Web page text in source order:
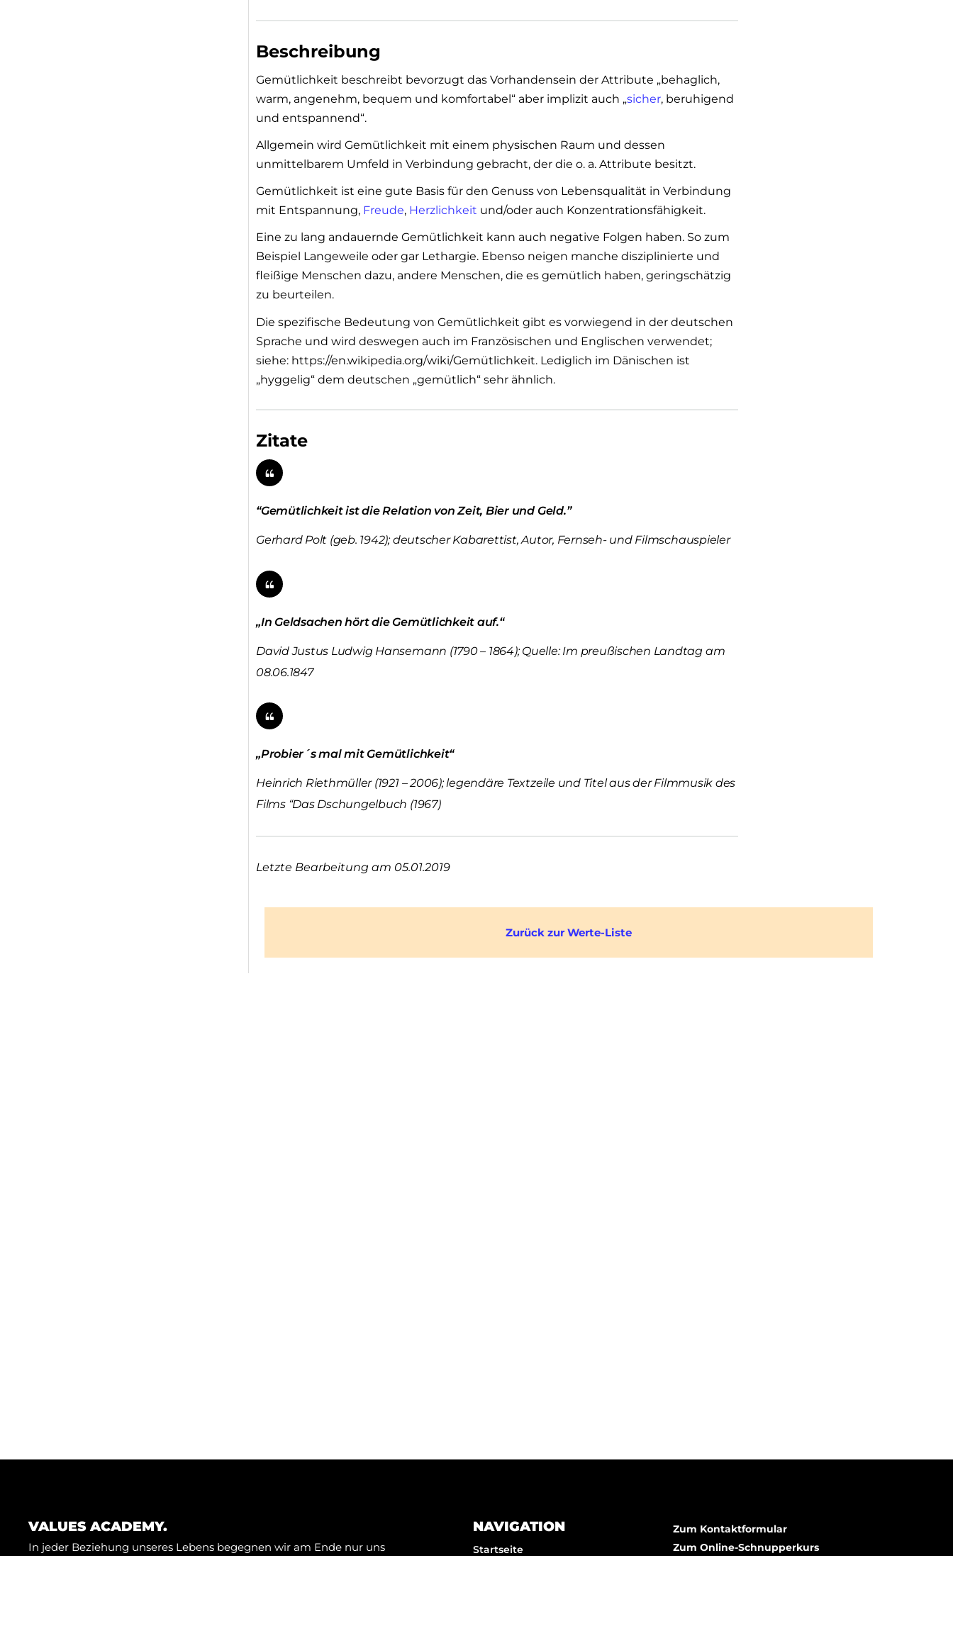
Beschreibung
Gemütlichkeit beschreibt bevorzugt das Vorhandensein der Attribute „behaglich,
warm, angenehm, bequem und komfortabel“ aber implizit auch „sicher, beruhigend
und entspannend“.
Allgemein wird Gemütlichkeit mit einem physischen Raum und dessen
unmittelbarem Umfeld in Verbindung gebracht, der die o. a. Attribute besitzt.
Gemütlichkeit ist eine gute Basis für den Genuss von Lebensqualität in Verbindung
mit Entspannung, Freude, Herzlichkeit und/oder auch Konzentrationsfähigkeit.
Eine zu lang andauernde Gemütlichkeit kann auch negative Folgen haben. So zum
Beispiel Langeweile oder gar Lethargie. Ebenso neigen manche disziplinierte und
fleißige Menschen dazu, andere Menschen, die es gemütlich haben, geringschätzig
zu beurteilen.
Die spezifische Bedeutung von Gemütlichkeit gibt es vorwiegend in der deutschen
Sprache und wird deswegen auch im Französischen und Englischen verwendet;
siehe: https://en.wikipedia.org/wiki/Gemütlichkeit. Lediglich im Dänischen ist
„hyggelig“ dem deutschen „gemütlich“ sehr ähnlich.
Zitate
“Gemütlichkeit ist die Relation von Zeit, Bier und Geld.”
Gerhard Polt (geb. 1942); deutscher Kabarettist, Autor, Fernseh- und Filmschauspieler
„In Geldsachen hört die Gemütlichkeit auf.“
David Justus Ludwig Hansemann (1790 – 1864); Quelle: Im preußischen Landtag am
08.06.1847
„Probier´s mal mit Gemütlichkeit“
Heinrich Riethmüller (1921 – 2006); legendäre Textzeile und Titel aus der Filmmusik des
Films “Das Dschungelbuch (1967)
Letzte Bearbeitung am 05.01.2019
Zurück zur Werte-Liste
VALUES ACADEMY.
In jeder Beziehung unseres Lebens begegnen wir am Ende nur uns
NAVIGATION
Startseite
Zum Kontaktformular
Zum Online-Schnupperkurs